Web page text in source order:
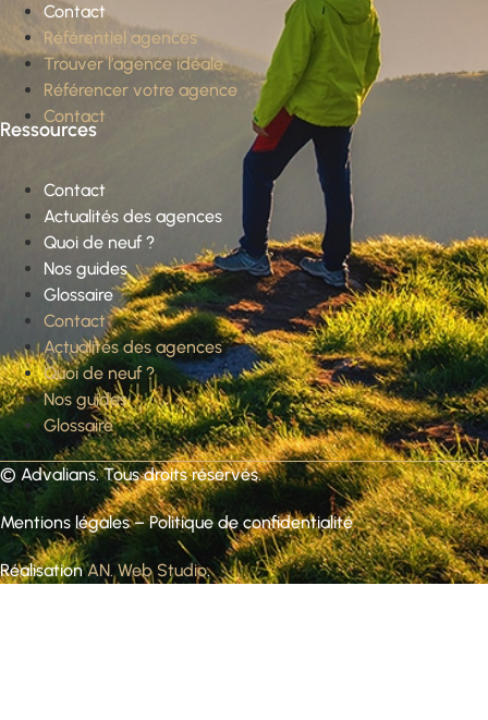
Contact
Référentiel agences
Trouver l’agence idéale
Référencer votre agence
Contact
Ressources
Contact
Actualités des agences
Quoi de neuf ?
Nos guides
Glossaire
Contact
Actualités des agences
Quoi de neuf ?
Nos guides
Glossaire
© Advalians. Tous droits réservés.
Mentions légales–Politique de confidentialité
RéalisationAN. Web Studio.